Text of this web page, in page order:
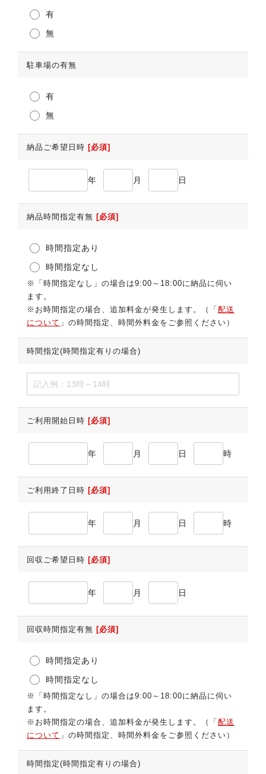
有
無
駐車場の有無
有
無
納品ご希望日時 [必須]
年 月 日
納品時間指定有無 [必須]
時間指定あり
時間指定なし
※「時間指定なし」の場合は9:00～18:00に納品に伺い
ます。
※お時間指定の場合、追加料金が発生します。（「 配送
について 」の時間指定、時間外料金をご参照ください）
時間指定(時間指定有りの場合)
ご利用開始日時 [必須]
年 月 日 時
ご利用終了日時 [必須]
年 月 日 時
回収ご希望日時 [必須]
年 月 日
回収時間指定有無 [必須]
時間指定あり
時間指定なし
※「時間指定なし」の場合は9:00～18:00に納品に伺い
ます。
※お時間指定の場合、追加料金が発生します。（「 配送
について 」の時間指定、時間外料金をご参照ください）
時間指定(時間指定有りの場合)